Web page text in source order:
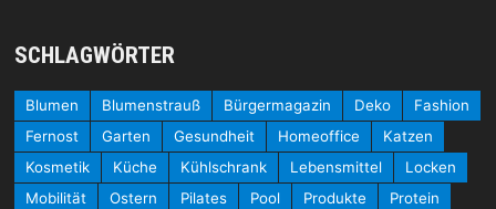
SCHLAGWÖRTER
Blumen Blumenstrauß Bürgermagazin Deko
Fashion
Fernost
Garten Gesundheit Homeoffice
Katzen
Kosmetik
Küche Kühlschrank Lebensmittel
Locken
Mobilität
Ostern Pilates Pool Produkte
Protein